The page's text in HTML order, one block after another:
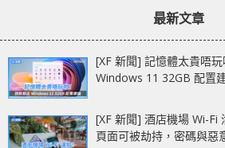
最新文章
[XF 新聞] 記憶體太貴唔
Windows 11 32GB 配置
[XF 新聞] 酒店機場 Wi-
頁面可被劫持，密碼與惡